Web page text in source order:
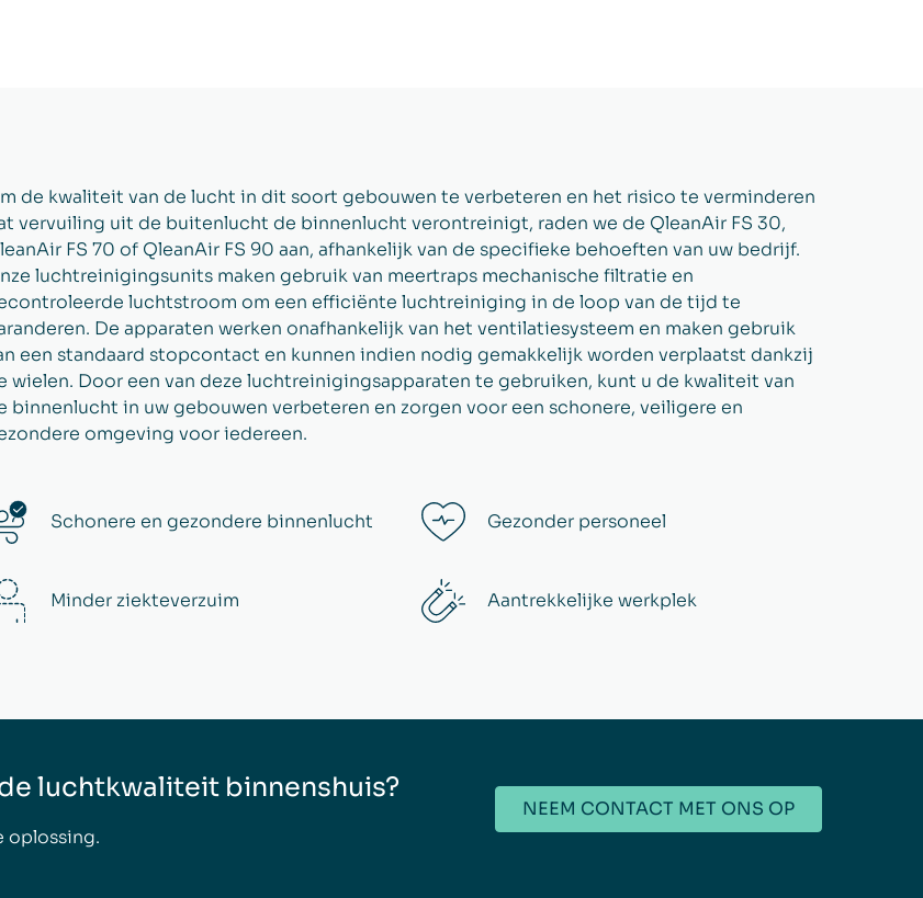
de kwaliteit van de lucht in dit soort gebouwen te verbeteren en het risico te verminderen
vervuiling uit de buitenlucht de binnenlucht verontreinigt, raden we de QleanAir FS 30,
FS 70 of QleanAir FS 90 aan, afhankelijk van de specifieke behoeften van uw bedrijf.
luchtreinigingsunits maken gebruik van meertraps mechanische filtratie en
luchtstroom om een efficiënte luchtreiniging in de loop van de tijd te
De apparaten werken onafhankelijk van het ventilatiesysteem en maken gebruik
een standaard stopcontact en kunnen indien nodig gemakkelijk worden verplaatst dankzij
wielen. Door een van deze luchtreinigingsapparaten te gebruiken, kunt u de kwaliteit van
binnenlucht in uw gebouwen verbeteren en zorgen voor een schonere, veiligere en
omgeving voor iedereen.
Schonere en gezondere binnenlucht Gezonder personeel
Minder ziekteverzuim Aantrekkelijke werkplek
luchtkwaliteit binnenshuis?
oplossing.
NEEM CONTACT MET ONS OP